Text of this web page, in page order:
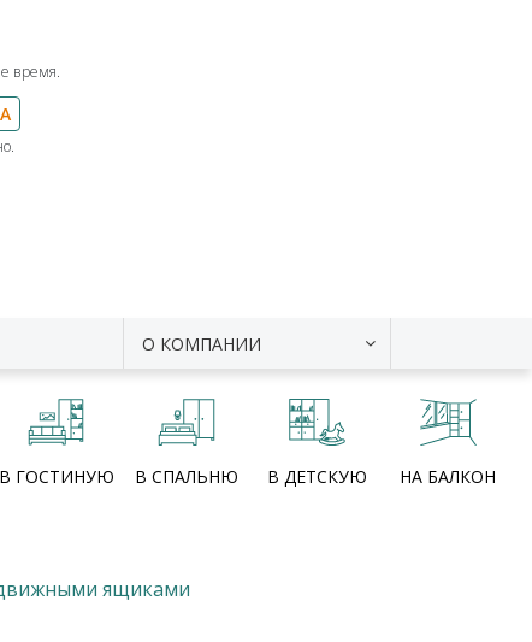
время.
О КОМПАНИИ
В ГОСТИНУЮ В СПАЛЬНЮ В ДЕТСКУЮ НА БАЛКОН
ящиками